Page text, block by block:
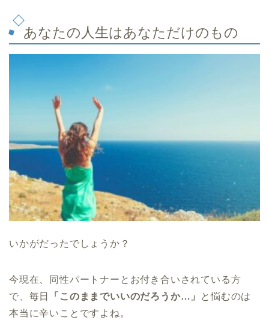
あなたの人生はあなただけのもの
いかがだったでしょうか？
今現在、同性パートナーとお付き合いされている方
で、毎日
「このままでいいのだろうか…」
と悩むのは
本当に辛いことですよね。